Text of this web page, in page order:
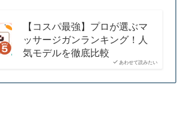
あわせて読みたい
【コスパ最強】プロが選ぶマ
ッサージガンランキング！人
気モデルを徹底比較